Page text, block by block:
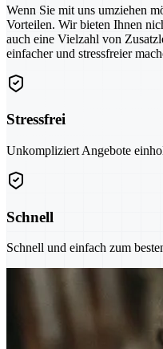
Wenn Sie mit uns umziehen
Vorteilen. Wir bieten Ihnen
auch eine Vielzahl von
einfacher und stressfreier
Stressfrei
Unkompliziert Angebote
Schnell
Schnell und einfach zum